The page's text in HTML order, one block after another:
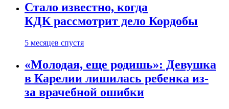
Стало известно, когда
КДК рассмотрит дело Кордобы
5 месяцев спустя
«Молодая, еще родишь»: Девушка
в Карелии лишилась ребенка из-
за врачебной ошибки